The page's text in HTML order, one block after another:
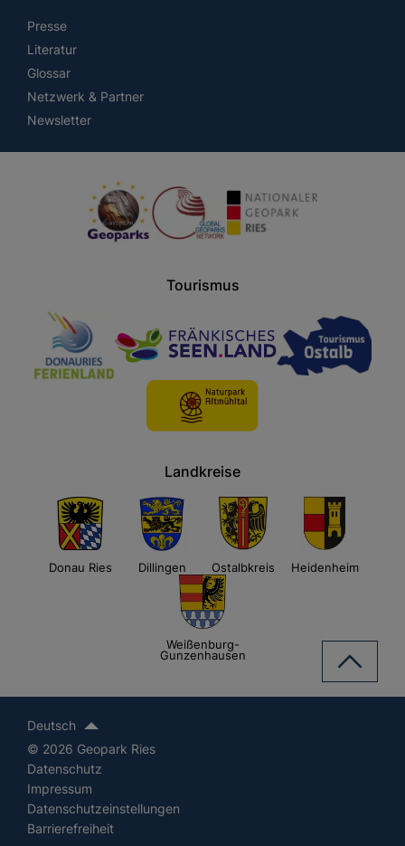
Presse
Literatur
Glossar
Netzwerk & Partner
Newsletter
Tourismus
Landkreise
Donau Ries Dillingen Ostalbkreis Heidenheim
Weißenburg-
Gunzenhausen
Deutsch
© 2026 Geopark Ries
Datenschutz
Impressum
Datenschutzeinstellungen
Barrierefreiheit